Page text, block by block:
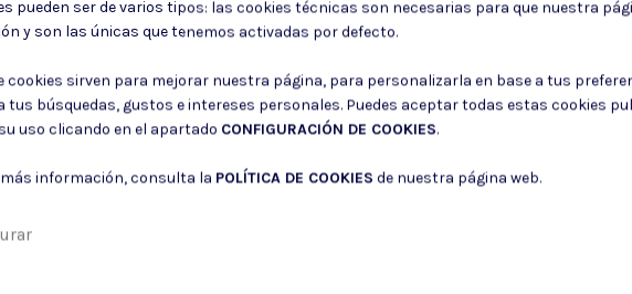
Consiento el uso de mis datos personales para recibir
pueden ser de varios tipos: las cookies técnicas son necesarias para que nuestra
y son las únicas que tenemos activadas por defecto.
cookies sirven para mejorar nuestra página, para personalizarla en base a tus
tus búsquedas, gustos e intereses personales. Puedes aceptar todas estas cookies
uso clicando en el apartado CONFIGURACIÓN DE COOKIES.
más información, consulta la POLÍTICA DE COOKIES de nuestra página web.